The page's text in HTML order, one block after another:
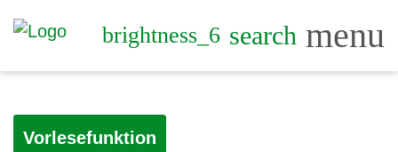
brightness_6 search menu
Vorlesefunktion